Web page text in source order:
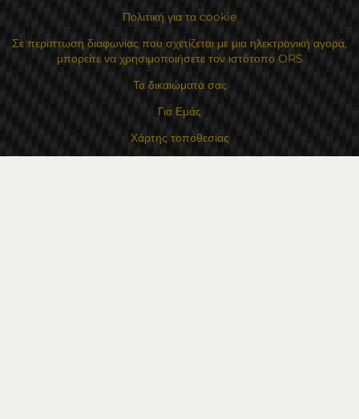
Πολιτική για τα cookie
Σε περίπτωση διαφωνίας που σχετίζεται με μια ηλεκτρονική αγορά,
μπορείτε να χρησιμοποιήσετε τον ιστότοπο ORS
Τα δικαιώματά σας
Για Εμάς
Χάρτης τοποθεσίας